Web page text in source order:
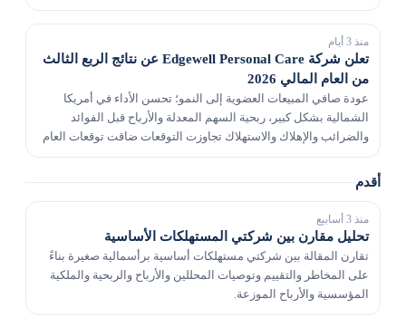
منذ 3 أيام
تعلن شركة Edgewell Personal Care عن نتائج الربع الثالث
من العام المالي 2026
عودة صافي المبيعات العضوية إلى النمو؛ تحسن الأداء في أمريكا
الشمالية بشكل كبير، ربحية السهم المعدلة والأرباح قبل الفوائد
والضرائب والإهلاك والاستهلاك تجاوزت التوقعات ضاقت توقعات العام
أقدم
منذ 3 أسابيع
تحليل مقارن بين شركتي المستهلكات الأساسية
تقارن المقالة بين شركتي مستهلكات أساسية برأسمالية صغيرة بناءً
على المخاطر والتقييم وتوصيات المحللين والأرباح والربحية والملكية
المؤسسية والأرباح الموزعة.